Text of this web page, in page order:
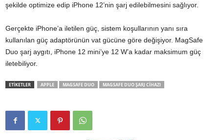
şekilde optimize edip iPhone 12’nin şarj edilebilmesini sağlıyor.
Gerçekte iPhone’a iletilen güç, sistem koşullarının yanı sıra
kullanılan güç adaptörünün vat gücüne göre değişiyor. MagSafe
Duo şarj aygıtı, iPhone 12 mini’ye 12 W’a kadar maksimum güç
iletebiliyor.
ETİKETLER APPLE MAGSAFE DUO MAGSAFE DUO ŞARJ CIHAZI